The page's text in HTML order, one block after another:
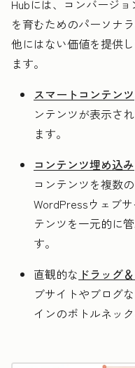
Hubには、コンバージ
を育むためのパーソナ
他にはない価値を提供
ます。
スマートコンテンツ
ンテンツが表示さ
ます。
コンテンツ埋め込み
コンテンツを複数
WordPressウェブ
テンツを一元的に
す。
直観的な ドラッグ
ブサイトやブログ
インのボトルネッ